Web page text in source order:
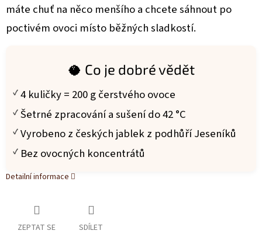
máte chuť na něco menšího a chcete sáhnout po
poctivém ovoci místo běžných sladkostí.
🥥 Co je dobré vědět
4 kuličky = 200 g čerstvého ovoce
Šetrné zpracování a sušení do 42 °C
Vyrobeno z českých jablek z podhůří Jeseníků
Bez ovocných koncentrátů
Detailní informace
ZEPTAT SE SDÍLET